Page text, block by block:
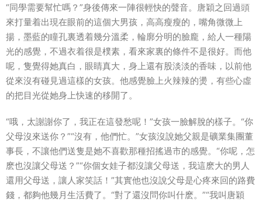
“同學需要幫忙嗎？”身後傳來一陣很輕快的聲音。唐穎之回過頭
來打量着出現在眼前的這個大男孩，高高瘦瘦的，嘴角微微上
揚，墨藍的瞳孔裏透着幾分溫柔，輪廓分明的臉龐，給人一種陽
光的感覺，不過衣着很是樸素，看來家裏的條件不是很好。而他
呢，隻覺得她真白，眼睛真大，身上還有股淡淡的香味，以前他
從來沒有碰見過這樣的女孩。他感覺臉上火辣辣的燙，有些心虛
的把目光從她身上快速的移開了。
“哦，太謝謝你了，我正在這發愁呢！”女孩一臉解脫的樣子。“你
父母沒來送你？”“沒有，他們忙。”女孩沒說她父親是礦業集團董
事長，不讓他們送隻是她不喜歡那種招搖過市的感覺。“你呢，怎
麽也沒讓父母送？”“你個女娃子都沒讓父母送，我這麽大的男人
還用父母送，讓人家笑話！”其實他也沒說父母是心疼來回的路費
錢，都夠他幾月生活費了。“對了還沒問你叫什麽。”“我叫唐穎